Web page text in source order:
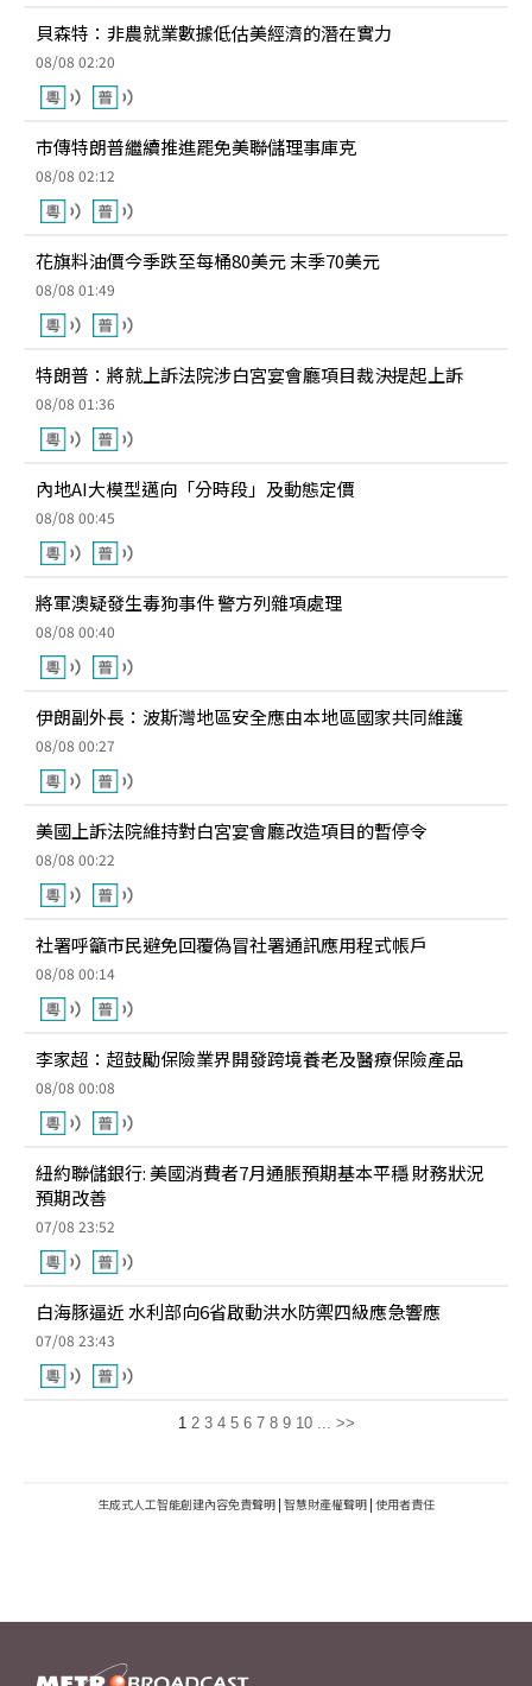
貝森特：非農就業數據低估美經濟的潛在實力
08/08 02:20
市傳特朗普繼續推進罷免美聯儲理事庫克
08/08 02:12
花旗料油價今季跌至每桶80美元 末季70美元
08/08 01:49
特朗普：將就上訴法院涉白宮宴會廳項目裁決提起上訴
08/08 01:36
內地AI大模型邁向「分時段」及動態定價
08/08 00:45
將軍澳疑發生毒狗事件 警方列雜項處理
08/08 00:40
伊朗副外長：波斯灣地區安全應由本地區國家共同維護
08/08 00:27
美國上訴法院維持對白宮宴會廳改造項目的暫停令
08/08 00:22
社署呼籲市民避免回覆偽冒社署通訊應用程式帳戶
08/08 00:14
李家超：超鼓勵保險業界開發跨境養老及醫療保險產品
08/08 00:08
紐約聯儲銀行: 美國消費者7月通脹預期基本平穩 財務狀況
預期改善
07/08 23:52
白海豚逼近 水利部向6省啟動洪水防禦四級應急響應
07/08 23:43
1 2 3 4 5 6 7 8 9 10 ... >>
生成式人工智能創建內容免責聲明 | 智慧財產權聲明 | 使用者責任